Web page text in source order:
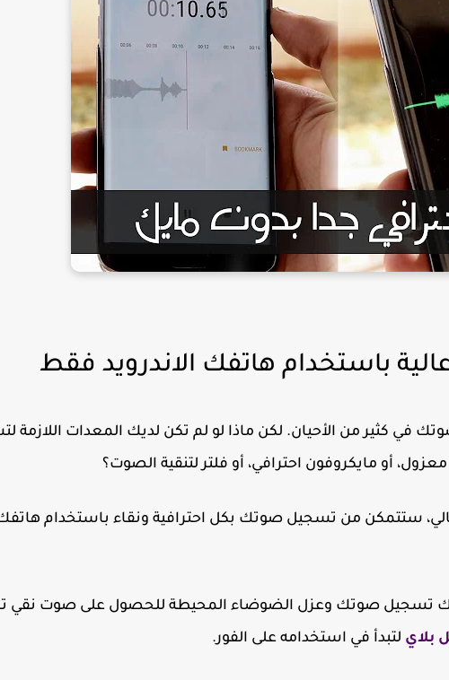
باستخدام هاتفك الاندرويد فقط
كثير من الأحيان. لكن ماذا لو لم تكن لديك المعدات اللازمة
أو مايكروفون احترافي، أو فلتر لتنقية الصوت؟
ستتمكن من تسجيل صوتك بكل احترافية ونقاء باستخدام
تسجيل صوتك وعزل الضوضاء المحيطة للحصول على صوت نقي
بلاي لتبدأ في استخدامه على الفور.